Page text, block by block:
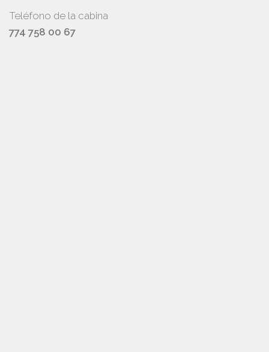
Teléfono de la cabina
774 758 00 67